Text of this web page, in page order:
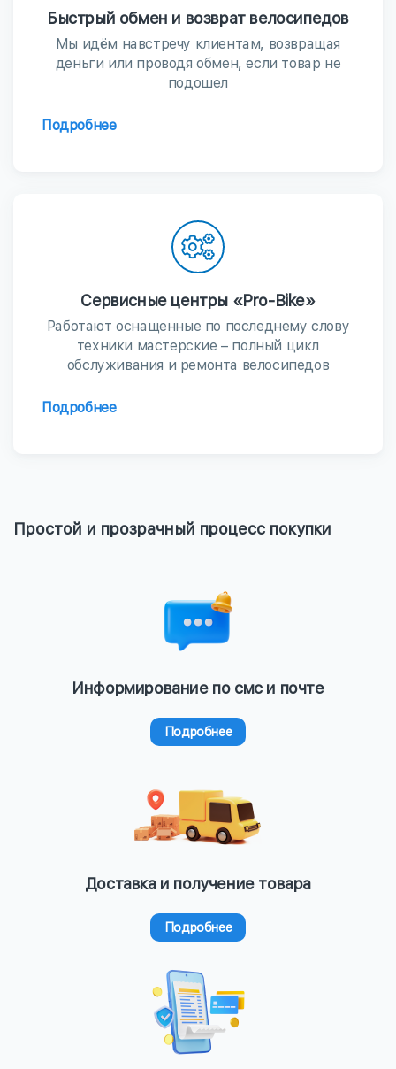
Быстрый обмен и возврат велосипедов
Мы идём навстречу клиентам, возвращая
деньги или проводя обмен, если товар не
подошел
Подробнее
Сервисные центры «Pro-Bike»
Работают оснащенные по последнему слову
техники мастерские – полный цикл
обслуживания и ремонта велосипедов
Подробнее
Простой и прозрачный процесс покупки
Информирование по смс и почте
Подробнее
Доставка и получение товара
Подробнее